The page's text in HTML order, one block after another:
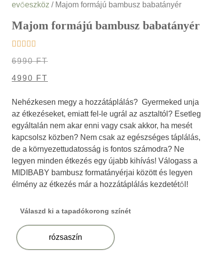
evőeszköz / Majom formájú bambusz babatányér
Majom formájú bambusz babatányér
6990FT
4990 FT
Nehézkesen megy a hozzátáplálás? Gyermeked unja
az étkezéseket, emiatt fel-le ugrál az asztaltól? Esetleg
egyáltalán nem akar enni vagy csak akkor, ha mesét
kapcsolsz közben? Nem csak az egészséges táplálás,
de a környezettudatosság is fontos számodra? Ne
legyen minden étkezés egy újabb kihívás! Válogass a
MIDIBABY bambusz formatányérjai között és legyen
élmény az étkezés már a hozzátáplálás kezdetétől!
Válaszd ki a tapadókorong színét
rózsaszín